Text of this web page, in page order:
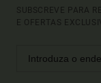
SUBSCREVE PARA
E OFERTAS